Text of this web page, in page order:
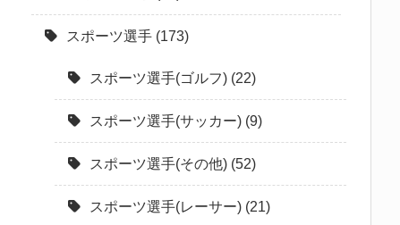
スポーツ選手 (173)
スポーツ選手(ゴルフ) (22)
スポーツ選手(サッカー) (9)
スポーツ選手(その他) (52)
スポーツ選手(レーサー) (21)